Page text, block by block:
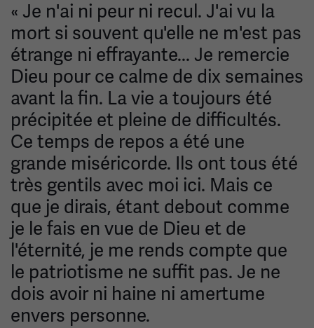
« Je n'ai ni peur ni recul. J'ai vu la
mort si souvent qu'elle ne m'est pas
étrange ni effrayante... Je remercie
Dieu pour ce calme de dix semaines
avant la fin. La vie a toujours été
précipitée et pleine de difficultés.
Ce temps de repos a été une
grande miséricorde. Ils ont tous été
très gentils avec moi ici. Mais ce
que je dirais, étant debout comme
je le fais en vue de Dieu et de
l'éternité, je me rends compte que
le patriotisme ne suffit pas. Je ne
dois avoir ni haine ni amertume
envers personne.